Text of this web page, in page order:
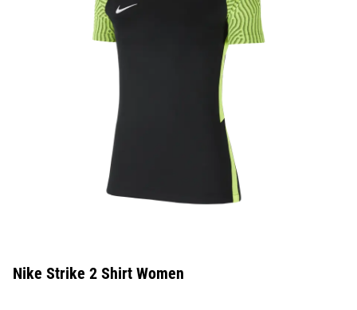
Nike Strike 2 Shirt Women